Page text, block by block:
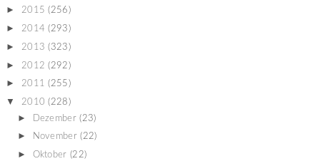
► 2015 (256)
► 2014 (293)
► 2013 (323)
► 2012 (292)
► 2011 (255)
▼ 2010 (228)
► Dezember (23)
► November (22)
► Oktober (22)